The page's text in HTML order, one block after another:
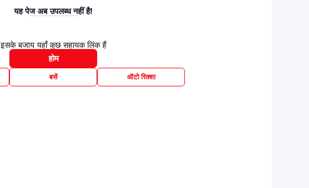
यह पेज अब उपलब्ध नहीं है!
इसके बजाय यहाँ कुछ सहायक लिंक हैं
होम
बसें ऑटो रिक्शा